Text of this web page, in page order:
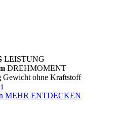
LEISTUNG
DREHMOMENT
Gewicht ohne Kraftstoff
i
MEHR ENTDECKEN